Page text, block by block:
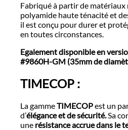
Fabriqué à partir de matériaux
polyamide haute ténacité et
il est conçu pour durer et
en toutes circonstances.
Egalement disponible en
#9860H-GM (35mm de
TIMECOP :
La gammeTIMECOPest un
d’élégance et de sécurité.Sa
une résistance accrue dans le